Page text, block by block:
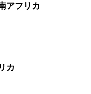
アフリカ
カ